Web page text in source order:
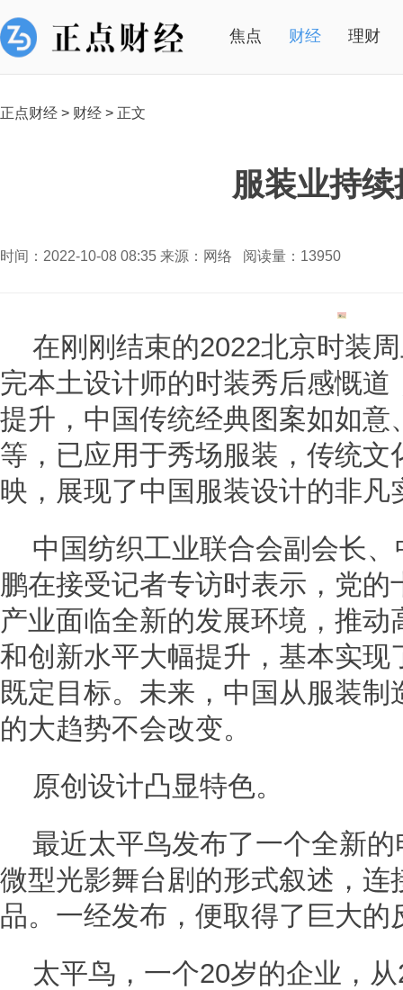
焦点 财经 理财
正点财经 > 财经 > 正文
服装业持
时间：2022-10-08 08:35 来源：网络 阅读量：13950
在刚刚结束的2022北京时装
完本土设计师的时装秀后感慨
提升，中国传统经典图案如如意
等，已应用于秀场服装，传统文
映，展现了中国服装设计的非凡
中国纺织工业联合会副会长
鹏在接受记者专访时表示，党
产业面临全新的发展环境，推
和创新水平大幅提升，基本实现
既定目标。未来，中国从服装
的大趋势不会改变。
原创设计凸显特色。
最近太平鸟发布了一个全新
微型光影舞台剧的形式叙述，连
品。一经发布，便取得了巨大的
太平鸟，一个20岁的企业，